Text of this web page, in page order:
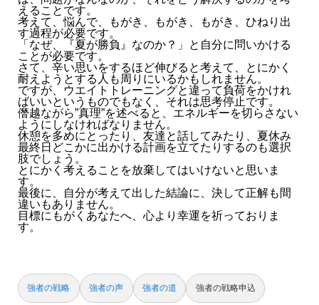
えることです。
考えて、悩んで、もがき、もがき、もがき、ひねり出
す過程が必要です。
「なぜ、『夏が勝負』なのか？」と自分に問いかける
ことが必要です。
さて、辛い思いをするほど伸びると考えて、とにかく
耐えようとする人も周りにいるかもしれません。
ですが、ウエイトトレーニングと違って負荷をかけれ
ばいいというものでもなく、それは思考停止です。
僭越ながら”真理”を述べると、エネルギーを切らさない
ようにしなければなりません。
休憩を多めにとったり、友達と話してみたり、夏休み
最終日どこかに出かける計画を立てたりするのも選択
肢でしょう。
とにかく考えることを放棄してはいけないと思いま
す。
最後に、自分が考えて出した結論に、決して正解も間
違いもありません。
目標にもがくあなたへ、心より幸運を祈っておりま
す。
強者の戦略 強者の声 強者の道 強者の戦略申込